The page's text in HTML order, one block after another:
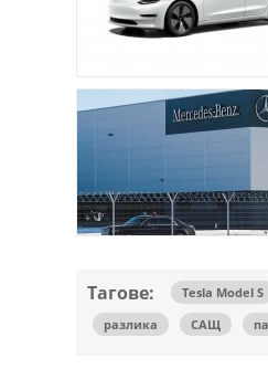
Тагове: Tesla Model S
разлика
САЩ